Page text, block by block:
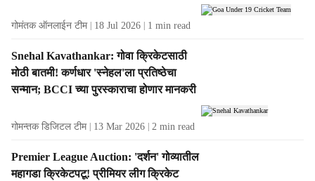
s
l
t
s
गोमंतक ऑनलाईन टीम 18 Jul 2026 1 min read
Snehal Kavathankar: गोवा क्रिकेटसाठी
मोठी बातमी! कर्णधार 'स्नेहल'ला प्रतिष्ठेचा
सन्मान; BCCI च्या पुरस्काराचा होणार मानकरी
गोमन्तक डिजिटल टीम 13 Mar 2026 2 min read
Premier League Auction: 'दर्शन' गोव्यातील
महागडा क्रिकेटपटू! प्रीमियर लीग क्रिकेट